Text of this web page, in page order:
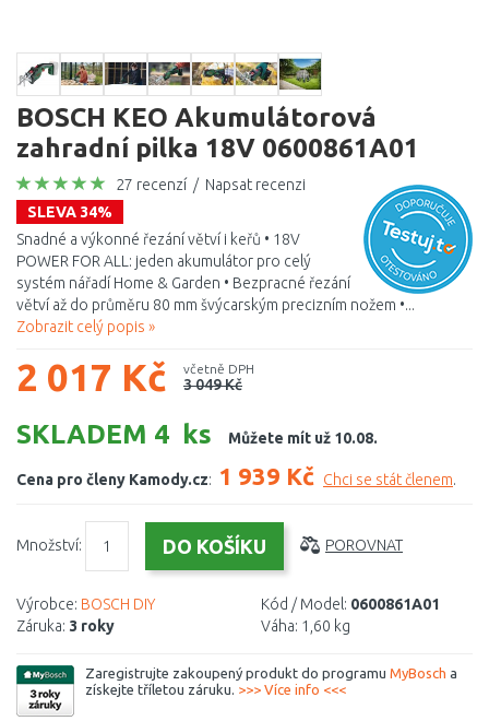
BOSCH KEO Akumulátorová
zahradní pilka 18V 0600861A01
27 recenzí / Napsat recenzi
SLEVA 34%
Snadné a výkonné řezání větví i keřů • 18V
POWER FOR ALL: jeden akumulátor pro celý
systém nářadí Home & Garden • Bezpracné řezání
větví až do průměru 80 mm švýcarským precizním nožem •...
Zobrazit celý popis »
2 017 Kč včetně DPH
3 049 Kč
SKLADEM 4 ks Můžete mít už 10.08.
Cena pro členy Kamody.cz: 1 939 Kč Chci se stát členem.
Množství: POROVNAT
Výrobce: BOSCH DIY
Záruka: 3 roky
Kód / Model: 0600861A01
Váha: 1,60 kg
Zaregistrujte zakoupený produkt do programu MyBosch a
získejte tříletou záruku. >>> Více info <<<